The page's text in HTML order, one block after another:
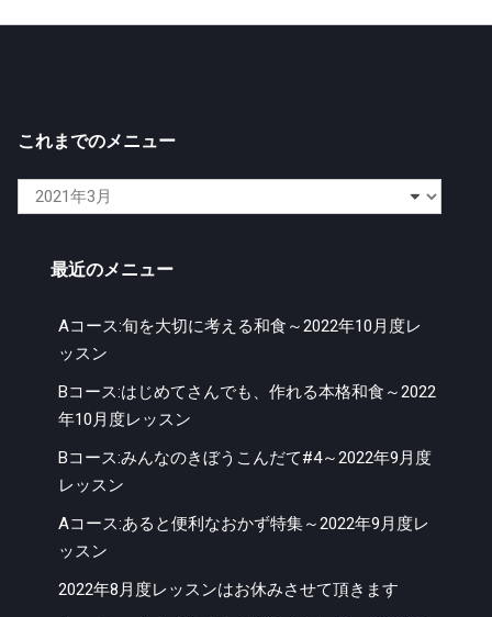
これまでのメニュー
れ
最近のメニュー
Aコース:旬を大切に考える和食～2022年10月度レ
ッスン
Bコース:はじめてさんでも、作れる本格和食～2022
年10月度レッスン
Bコース:みんなのきぼうこんだて#4～2022年9月度
レッスン
Aコース:あると便利なおかず特集～2022年9月度レ
ッスン
2022年8月度レッスンはお休みさせて頂きます